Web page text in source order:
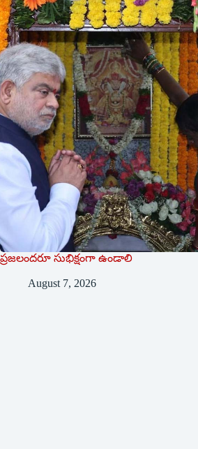
ప్రజలందరూ సుభిక్షంగా ఉండాలి
August 7, 2026